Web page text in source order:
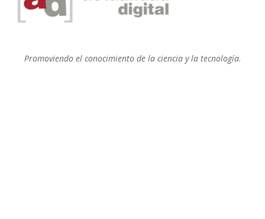
Promoviendo el conocimiento de la ciencia y la tecnología.